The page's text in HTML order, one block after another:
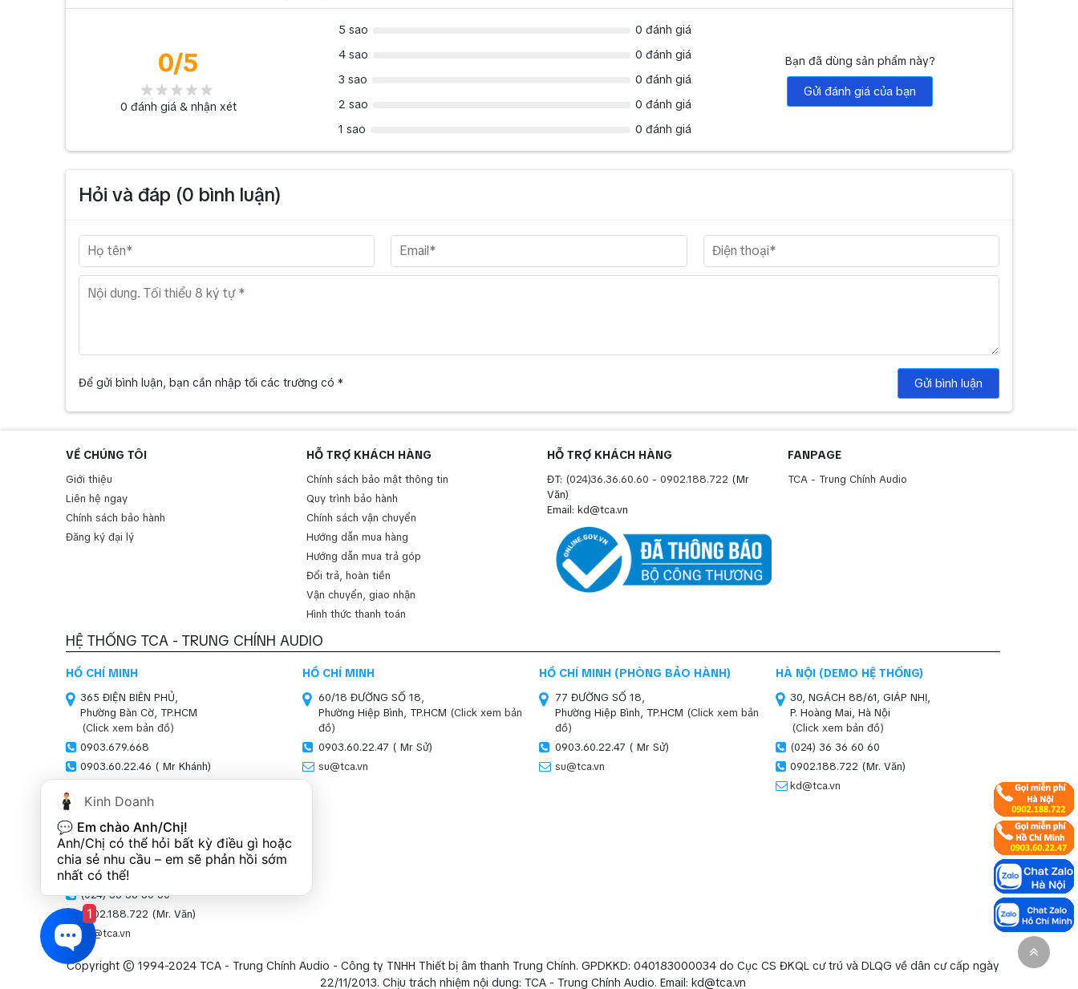
0/5
0 đánh giá & nhận xét
5 sao
0 đánh giá
4 sao
0 đánh giá
3 sao
0 đánh giá
2 sao
0 đánh giá
1 sao
0 đánh giá
Bạn đã dùng sản phẩm này?
Gửi đánh giá của bạn
Hỏi và đáp (0 bình luận)
Để gửi bình luận, bạn cần nhập tối các trường có * Gửi bình luận
VỀ CHÚNG TÔI
Giới thiệu
Liên hệ ngay
Chính sách bảo hành
Đăng ký đại lý
HỖ TRỢ KHÁCH HÀNG
Chính sách bảo mật thông tin
Quy trình bảo hành
Chính sách vận chuyển
Hướng dẫn mua hàng
Hướng dẫn mua trả góp
Đổi trả, hoàn tiền
Vận chuyển, giao nhận
Hình thức thanh toán
HỖ TRỢ KHÁCH HÀNG
ĐT: (024)36.36.60.60 - 0902.188.722 (Mr
Văn)
Email: kd@tca.vn
FANPAGE
TCA - Trung Chính Audio
HỆ THỐNG TCA - TRUNG CHÍNH AUDIO
HỒ CHÍ MINH
365 ĐIỆN BIÊN PHỦ,
Phường Bàn Cờ, TP.HCM
(Click xem bản đồ)
0903.679.668
0903.60.22.46 ( Mr Khánh)
HỒ CHÍ MINH
60/18 ĐƯỜNG SỐ 18,
Phường Hiệp Bình, TP.HCM (Click xem bản
đồ)
0903.60.22.47 ( Mr Sử)
su@tca.vn
HỒ CHÍ MINH (PHÒNG BẢO HÀNH)
77 ĐƯỜNG SỐ 18,
Phường Hiệp Bình, TP.HCM (Click xem bản
đồ)
0903.60.22.47 ( Mr Sử)
su@tca.vn
HÀ NỘI (DEMO HỆ THỐNG)
30, NGÁCH 88/61, GIÁP NHỊ,
P. Hoàng Mai, Hà Nội
(Click xem bản đồ)
(024) 36 36 60 60
0902.188.722 (Mr. Văn)
kd@tca.vn
HÀ NỘI (SHOWROOM)
SN 47-51, LOUIS XI,
Khu đô thị Louis,
P.Hoàng Mai, Hà Nội
(Click xem bản đồ)
(024) 36 36 60 60
0902.188.722 (Mr. Văn)
kd@tca.vn
Copyright © 1994-2024 TCA - Trung Chính Audio - Công ty TNHH Thiết bị âm thanh Trung Chính. GPDKKD: 040183000034 do Cục CS ĐKQL cư trú và DLQG về dân cư cấp ngày
22/11/2013. Chịu trách nhiệm nội dung: TCA - Trung Chính Audio. Email: kd@tca.vn
Kinh Doanh
💬 Em chào Anh/Chị!
Anh/Chị có thể hỏi bất kỳ điều gì hoặc
chia sẻ nhu cầu – em sẽ phản hồi sớm
nhất có thể!
1